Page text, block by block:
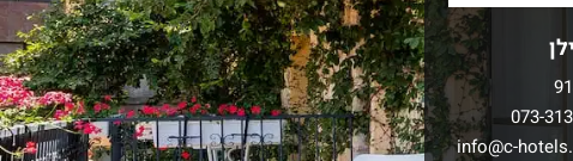
073-
info@c-